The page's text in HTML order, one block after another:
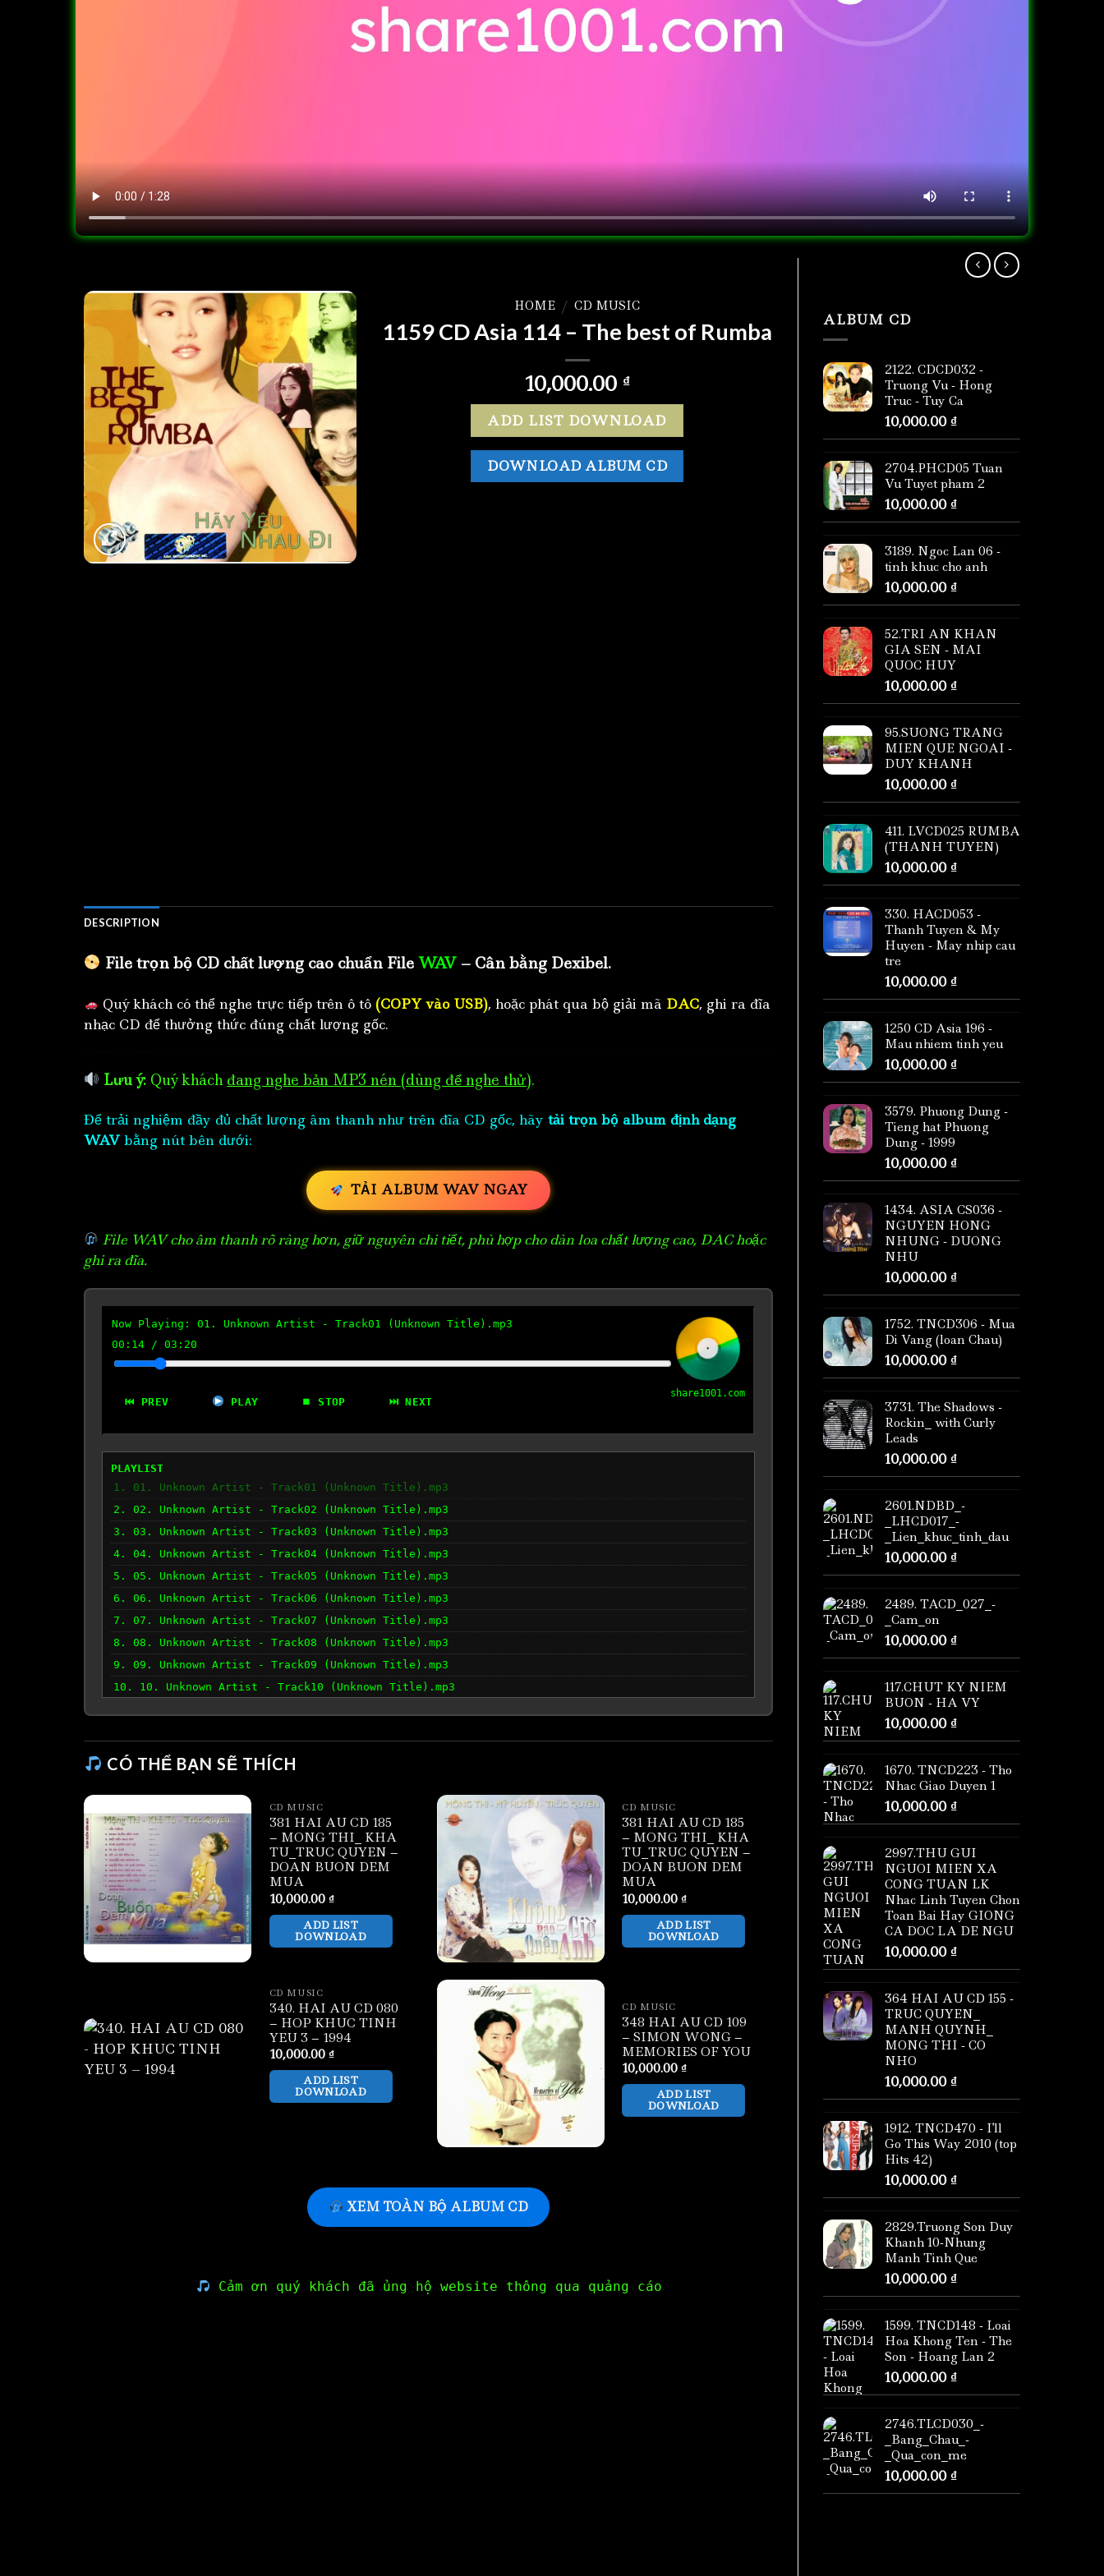
ALBUM CD
2122. CDCD032 -
Truong Vu - Hong
Truc - Tuy Ca
10,000.00 ₫
2704.PHCD05 Tuan
Vu Tuyet pham 2
10,000.00 ₫
3189. Ngoc Lan 06 -
tinh khuc cho anh
10,000.00 ₫
52.TRI AN KHAN
GIA SEN - MAI
QUOC HUY
10,000.00 ₫
95.SUONG TRANG
MIEN QUE NGOAI -
DUY KHANH
10,000.00 ₫
411. LVCD025 RUMBA
(THANH TUYEN)
10,000.00 ₫
330. HACD053 -
Thanh Tuyen & My
Huyen - May nhip cau
tre
10,000.00 ₫
1250 CD Asia 196 -
Mau nhiem tinh yeu
10,000.00 ₫
3579. Phuong Dung -
Tieng hat Phuong
Dung - 1999
10,000.00 ₫
1434. ASIA CS036 -
NGUYEN HONG
NHUNG - DUONG
NHU
10,000.00 ₫
1752. TNCD306 - Mua
Di Vang (loan Chau)
10,000.00 ₫
3731. The Shadows -
Rockin_ with Curly
Leads
10,000.00 ₫
2601.NDBD_-
_LHCD017_-
_Lien_khuc_tinh_dau
10,000.00 ₫
2489. TACD_027_-
_Cam_on
10,000.00 ₫
117.CHUT KY NIEM
BUON - HA VY
10,000.00 ₫
1670. TNCD223 - Tho
Nhac Giao Duyen 1
10,000.00 ₫
2997.THU GUI
NGUOI MIEN XA
CONG TUAN LK
Nhac Linh Tuyen Chon
Toan Bai Hay GIONG
CA DOC LA DE NGU
10,000.00 ₫
364 HAI AU CD 155 -
TRUC QUYEN_
MANH QUYNH_
MONG THI - CO
NHO
10,000.00 ₫
1912. TNCD470 - I'll
Go This Way 2010 (top
Hits 42)
10,000.00 ₫
2829.Truong Son Duy
Khanh 10-Nhung
Manh Tinh Que
10,000.00 ₫
1599. TNCD148 - Loai
Hoa Khong Ten - The
Son - Hoang Lan 2
10,000.00 ₫
2746.TLCD030_-
_Bang_Chau_-
_Qua_con_me
10,000.00 ₫
HOME / CD MUSIC
1159 CD Asia 114 – The best of Rumba
10,000.00 ₫
ADD LIST DOWNLOAD
DOWNLOAD ALBUM CD
DESCRIPTION
File trọn bộ CD chất lượng cao chuẩn File WAV– Cân bằng Dexibel.
Quý khách có thể nghe trực tiếp trên ô tô (COPY vào USB), hoặc phát qua bộ giải mã DAC, ghi ra đĩa
nhạc CD để thưởng thức đúng chất lượng gốc.
Lưu ý: Quý khách đang nghe bản MP3 nén (dùng để nghe thử).
Để trải nghiệm đầy đủ chất lượng âm thanh như trên đĩa CD gốc, hãy tải trọn bộ album định dạng
WAV bằng nút bên dưới:
TẢI ALBUM WAV NGAY
File WAV cho âm thanh rõ ràng hơn, giữ nguyên chi tiết, phù hợp cho dàn loa chất lượng cao, DAC hoặc
ghi ra đĩa.
Now Playing: 01. Unknown Artist - Track01 (Unknown Title).mp3
00:15 / 03:20
⏮ PREV PLAY ⏹ STOP ⏭ NEXT
share1001.com
PLAYLIST
1. 01. Unknown Artist - Track01 (Unknown Title).mp3
2. 02. Unknown Artist - Track02 (Unknown Title).mp3
3. 03. Unknown Artist - Track03 (Unknown Title).mp3
4. 04. Unknown Artist - Track04 (Unknown Title).mp3
5. 05. Unknown Artist - Track05 (Unknown Title).mp3
6. 06. Unknown Artist - Track06 (Unknown Title).mp3
7. 07. Unknown Artist - Track07 (Unknown Title).mp3
8. 08. Unknown Artist - Track08 (Unknown Title).mp3
9. 09. Unknown Artist - Track09 (Unknown Title).mp3
10. 10. Unknown Artist - Track10 (Unknown Title).mp3
CÓ THỂ BẠN SẼ THÍCH
CD MUSIC
381 HAI AU CD 185
– MONG THI_ KHA
TU_TRUC QUYEN –
DOAN BUON DEM
MUA
10,000.00 ₫
ADD LIST
DOWNLOAD
CD MUSIC
381 HAI AU CD 185
– MONG THI_ KHA
TU_TRUC QUYEN –
DOAN BUON DEM
MUA
10,000.00₫
ADD LIST
DOWNLOAD
CD MUSIC
340. HAI AU CD 080
– HOP KHUC TINH
YEU 3 – 1994
10,000.00 ₫
ADD LIST
DOWNLOAD
CD MUSIC
348 HAI AU CD 109
– SIMON WONG –
MEMORIES OF YOU
10,000.00₫
ADD LIST
DOWNLOAD
XEM TOÀN BỘ ALBUM CD
Cảm ơn quý khách đã ủng hộ website thông qua quảng cáo